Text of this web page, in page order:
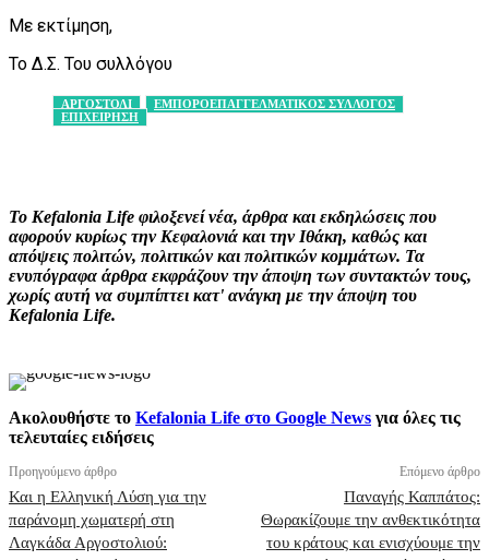
Με εκτίμηση,
Το Δ.Σ. Του συλλόγου
ΑΡΓΟΣΤΟΛΙ
ΕΜΠΟΡΟΕΠΑΓΓΕΛΜΑΤΙΚΟΣ ΣΥΛΛΟΓΟΣ
ΕΠΙΧΕΙΡΗΣΗ
Το Kefalonia Life φιλοξενεί νέα, άρθρα και εκδηλώσεις που
αφορούν κυρίως την Κεφαλονιά και την Ιθάκη, καθώς και
απόψεις πολιτών, πολιτικών και πολιτικών κομμάτων. Τα
ενυπόγραφα άρθρα εκφράζουν την άποψη των συντακτών τους,
χωρίς αυτή να συμπίπτει κατ' ανάγκη με την άποψη του
Kefalonia Life.
Ακολουθήστε το Kefalonia Life στο Google News για όλες τις
τελευταίες ειδήσεις
Προηγούμενο άρθρο
Και η Ελληνική Λύση για την
παράνομη χωματερή στη
Λαγκάδα Αργοστολιού:
Επόμενο άρθρο
Παναγής Καππάτος:
Θωρακίζουμε την ανθεκτικότητα
του κράτους και ενισχύουμε την